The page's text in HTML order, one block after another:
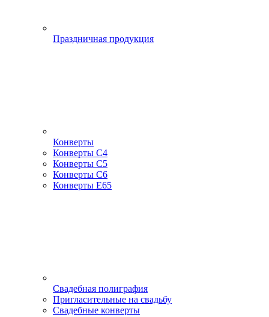
Праздничная продукция
Конверты
Конверты С4
Конверты С5
Конверты С6
Конверты Е65
Свадебная полиграфия
Пригласительные на свадьбу
Свадебные конверты